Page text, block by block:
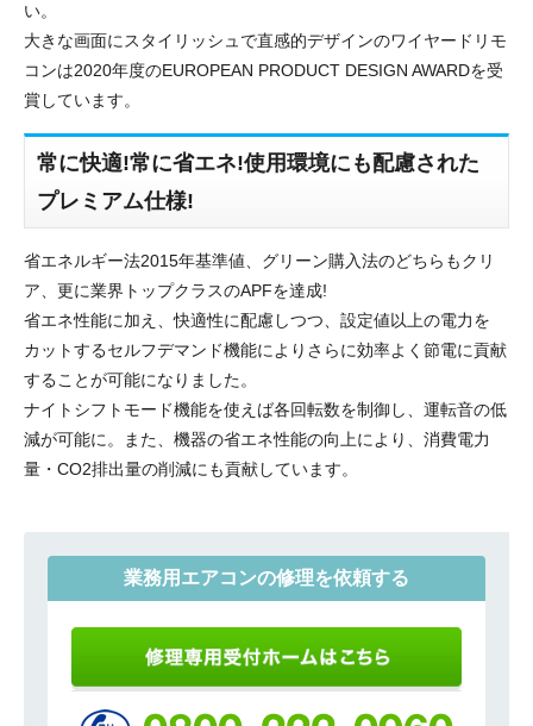
い。
大きな画面にスタイリッシュで直感的デザインのワイヤードリモ
コンは2020年度のEUROPEAN PRODUCT DESIGN AWARDを受
賞しています。
常に快適!常に省エネ!使用環境にも配慮された
プレミアム仕様!
省エネルギー法2015年基準値、グリーン購入法のどちらもクリ
ア、更に業界トップクラスのAPFを達成!
省エネ性能に加え、快適性に配慮しつつ、設定値以上の電力を
カットするセルフデマンド機能によりさらに効率よく節電に貢献
することが可能になりました。
ナイトシフトモード機能を使えば各回転数を制御し、運転音の低
減が可能に。また、機器の省エネ性能の向上により、消費電力
量・CO2排出量の削減にも貢献しています。
業務用エアコンの修理を依頼する